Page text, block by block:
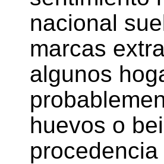
nacional
marcas
algunos
huevos o
procedencia